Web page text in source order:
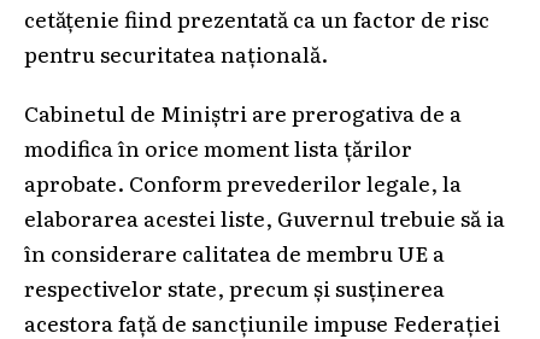
cetățenie fiind prezentată ca un factor de risc
pentru securitatea națională.
Cabinetul de Miniștri are prerogativa de a
modifica în orice moment lista țărilor
aprobate. Conform prevederilor legale, la
elaborarea acestei liste, Guvernul trebuie să ia
în considerare calitatea de membru UE a
respectivelor state, precum și susținerea
acestora față de sancțiunile impuse Federației